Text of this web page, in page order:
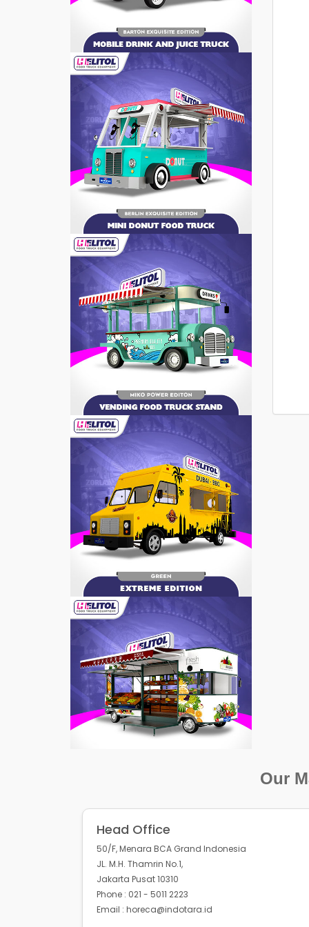
Our
Head Office
50/F, Menara BCA Grand Indonesia
JL. M.H. Thamrin No.1,
Jakarta Pusat 10310
Phone : 021 - 5011 2223
Email : horeca@indotara.id